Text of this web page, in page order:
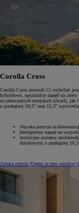
Corolla Cross
Corolla Cross pozwoli Ci wyjechać
hybrydowe, opcjonalny napęd na cztery
na zatłoczonych miejskich ulicach, jak
o przekątnej 10,5" oraz 12,3"
Wysoka pozycja za kierownicą
Inteligentny napęd na
Intuicyjne systemy
dotykowym o przekątnej
Zobacz cennik (Opens in new window)